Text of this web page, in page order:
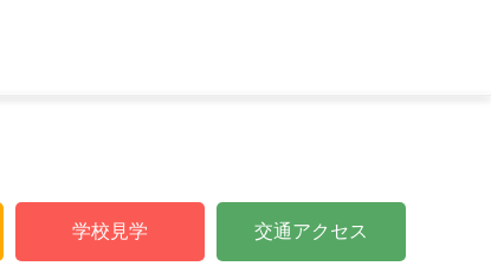
学校見学 交通アクセス